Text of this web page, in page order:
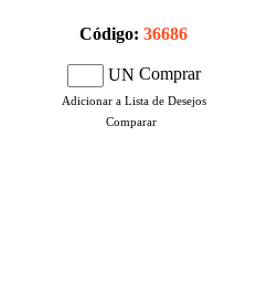
Código: 36686
UN Comprar
Adicionar a Lista de Desejos
Comparar